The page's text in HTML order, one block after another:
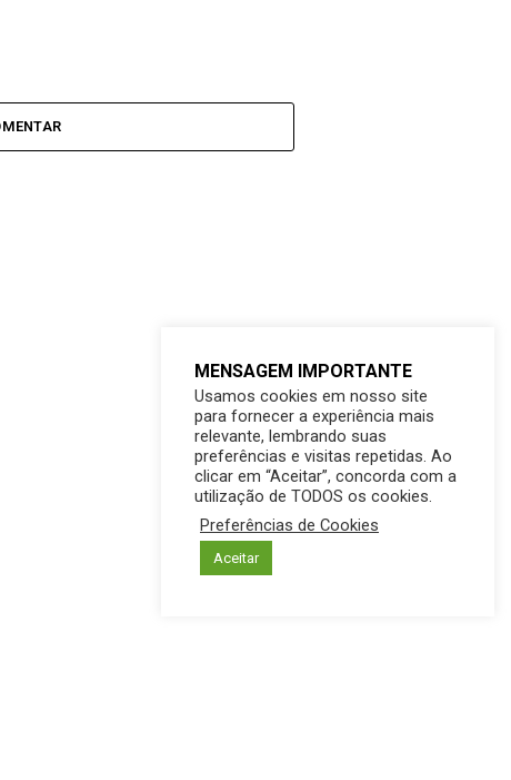
MENSAGEM IMPORTANTE
Usamos cookies em nosso site
para fornecer a experiência mais
relevante, lembrando suas
preferências e visitas repetidas. Ao
clicar em “Aceitar”, concorda com a
utilização de TODOS os cookies.
Preferências de Cookies
Aceitar